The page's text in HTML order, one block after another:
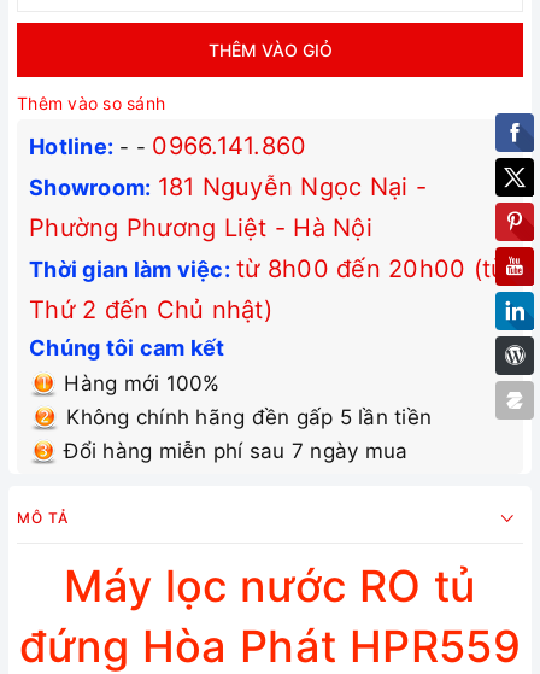
THÊM VÀO GIỎ
Thêm vào so sánh
Hotline: - - 0966.141.860
Showroom: 181 Nguyễn Ngọc Nại -
Phường Phương Liệt - Hà Nội
Thời gian làm việc: từ 8h00 đến 20h00 (từ
Thứ 2 đến Chủ nhật)
Chúng tôi cam kết
Hàng mới 100%
Không chính hãng đền gấp 5 lần tiền
Đổi hàng miễn phí sau 7 ngày mua
MÔ TẢ
Máy lọc nước RO tủ
đứng Hòa Phát HPR559